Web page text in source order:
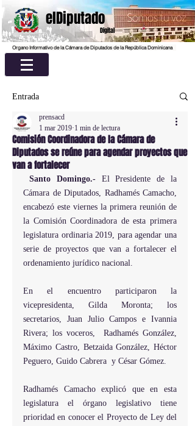
elDiputado
Digital
Organo Informativo de la Cámara de Diputados de la República Dominicana
Entrada
Comisión Coordinadora de la Cámara de
Diputados se reúne para agendar proyectos que
van a fortalecer
prensacd
1 mar 2019 1 min de lectura
Santo Domingo.- El Presidente de la
Cámara de Diputados, Radhamés Camacho,
encabezó este viernes la primera reunión de
la Comisión Coordinadora de esta primera
legislatura ordinaria 2019, para agendar una
serie de proyectos que van a fortalecer el
ordenamiento jurídico nacional.
En el encuentro participaron la
vicepresidenta, Gilda Moronta; los
secretarios, Juan Julio Campos e Ivannia
Rivera; los voceros,  Radhamés González,
Máximo Castro, Betzaida González, Héctor
Peguero, Guido Cabrera  y César Gómez.
Radhamés Camacho explicó que en esta
legislatura el órgano legislativo tiene
prioridad en conocer el Proyecto de Ley del